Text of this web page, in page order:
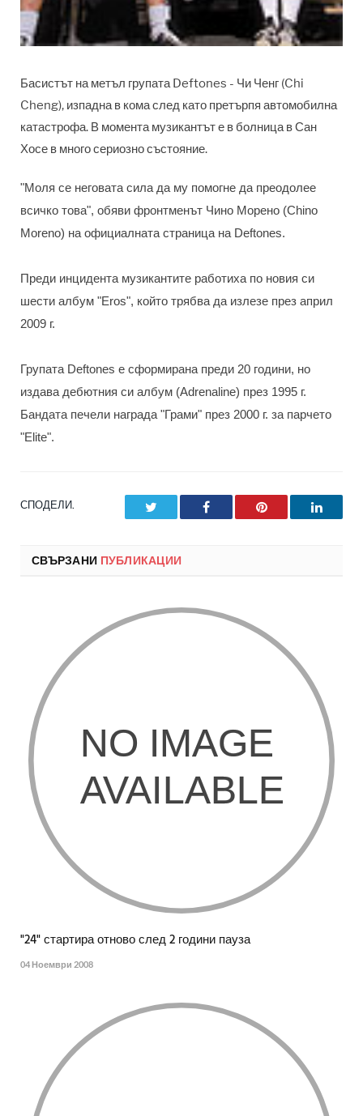
Басистът на метъл групата Deftones - Чи Ченг (Chi
Cheng), изпадна в кома след като претърпя автомобилна
катастрофа. В момента музикантът е в болница в Сан
Хосе в много сериозно състояние.
"Моля се неговата сила да му помогне да преодолее
всичко това", обяви фронтменът Чино Морено (Chino
Moreno) на официалната страница на Deftones.
Преди инцидента музикантите работиха по новия си
шести албум "Eros", който трябва да излезе през април
2009 г.
Групата Deftones е сформирана преди 20 години, но
издава дебютния си албум (Adrenaline) през 1995 г.
Бандата печели награда "Грами" през 2000 г. за парчето
"Elite".
СПОДЕЛИ. Facebook Pinterest
СВЪРЗАНИ ПУБЛИКАЦИИ
"24" стартира отново след 2 години пауза
04 Ноември 2008